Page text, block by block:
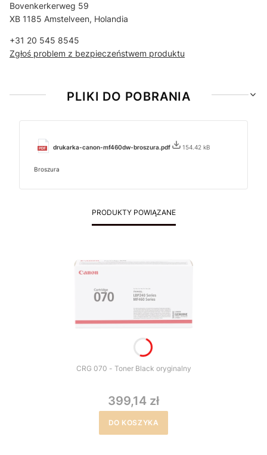
Bovenkerkerweg 59
XB 1185 Amstelveen, Holandia
+31 20 545 8545
Zgłoś problem z bezpieczeństwem produktu
PLIKI DO POBRANIA
drukarka-canon-mf460dw-broszura.pdf 154.42 kB
Broszura
PRODUKTY POWIĄZANE
CRG 070 - Toner Black oryginalny
399,14 zł
DO KOSZYKA